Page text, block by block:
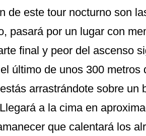
de este tour nocturno son
pasará por un lugar con
final y peor del ascenso
último de unos 300
arrastrándote sobre
a la cima en
que calentará los